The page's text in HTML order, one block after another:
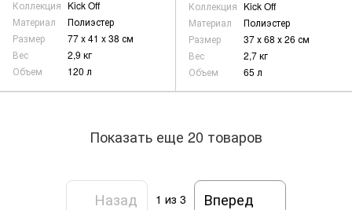
Коллекция Kick Off
Материал
Полиэстер
Размер
77 x 41 x 38 см
Вес
2,9 кг
Объем
120 л
Коллекция Kick Off
Материал
Полиэстер
Размер
37 х 68 х 26 см
Вес
2,7 кг
Объем
65 л
Показать еще 20 товаров
Назад 1 из 3 Вперед